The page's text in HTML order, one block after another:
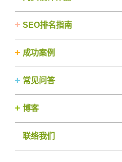
SEO排名指南
成功案例
常见问答
博客
联络我们